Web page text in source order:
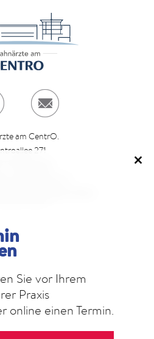
am CentrO.
271
Uhr (nach Vereinbarung)
Sie vor Ihrem
Praxis
online einen Termin.